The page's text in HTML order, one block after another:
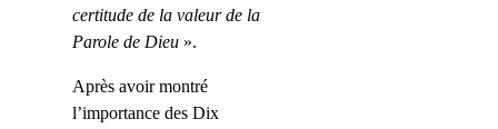
certitude de la valeur de la
Parole de Dieu».
Après avoir montré
l’importance des Dix